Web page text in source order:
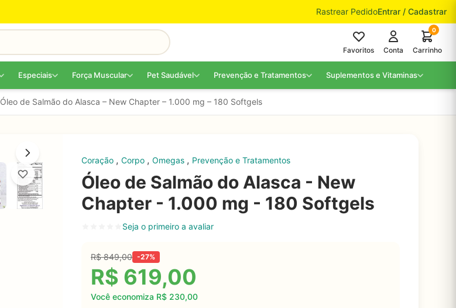
Rastrear PedidoEntrar / Cadastrar
Favoritos Conta
0
Carrinho
Especiais Força Muscular Pet Saudável Prevenção e Tratamentos Suplementos e Vitaminas
Óleo de Salmão do Alasca – New Chapter – 1.000 mg – 180 Softgels
Coração , Corpo , Omegas , Prevenção e Tratamentos
Óleo de Salmão do Alasca - New
Chapter - 1.000 mg - 180 Softgels
Seja o primeiro a avaliar
R$849,00 -27%
R$ 619,00
Você economiza R$ 230,00